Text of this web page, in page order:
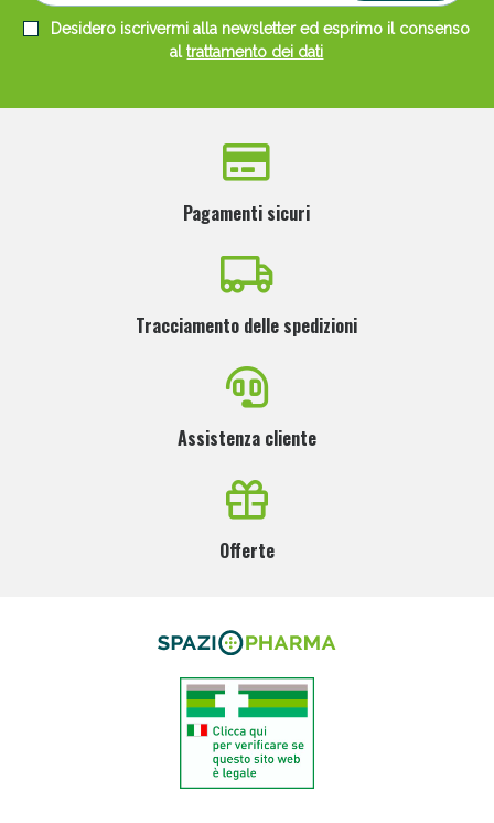
Desidero iscrivermi alla newsletter ed esprimo il consenso
altrattamento dei dati
Pagamenti sicuri
Tracciamento delle spedizioni
Assistenza cliente
Offerte